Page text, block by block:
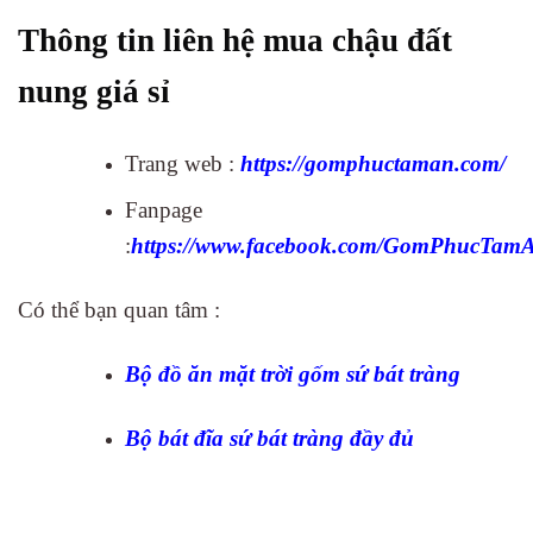
Thông tin liên hệ mua chậu đất
nung giá sỉ
Trang web : https://gomphuctaman.com/
Fanpage
:https://www.facebook.com/
Có thể bạn quan tâm :
Bộ đồ ăn mặt trời gốm sứ bát tràng
Bộ bát đĩa sứ bát tràng đầy đủ